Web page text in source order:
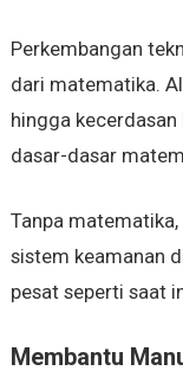
Perkembangan
dari matematika.
hingga
dasar-dasar
Tanpa
sistem keamanan
pesat seperti saat
Membantu